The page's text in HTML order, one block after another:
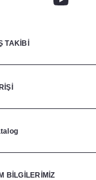
TAKİBİ
BİLGİLERİMİZ